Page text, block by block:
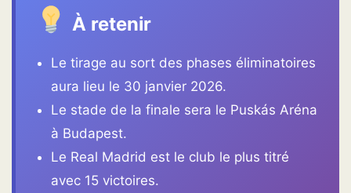
À retenir
Le tirage au sort des phases éliminatoires
aura lieu le 30 janvier 2026.
Le stade de la finale sera le Puskás Aréna
à Budapest.
Le Real Madrid est le club le plus titré
avec 15 victoires.